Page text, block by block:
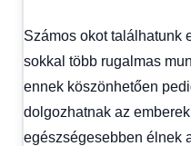
Számos okot találhatunk
sokkal több rugalmas
ennek köszönhetően
dolgozhatnak az
egészségesebben élnek